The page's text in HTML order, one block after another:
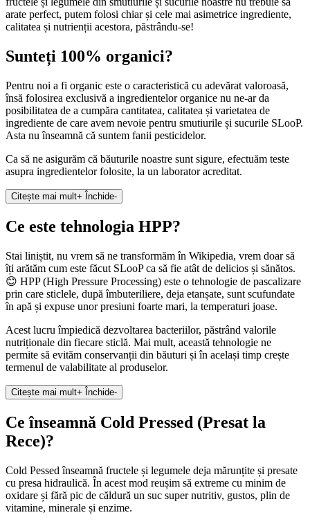
arate perfect, putem folosi chiar și cele mai asimetrice ingrediente,
calitatea și nutrienții acestora, păstrându-se!
Sunteți 100% organici?
Pentru noi a fi organic este o caracteristică cu adevărat valoroasă,
însă folosirea exclusivă a ingredientelor organice nu ne-ar da
posibilitatea de a cumpăra cantitatea, calitatea și varietatea de
ingrediente de care avem nevoie pentru smutiurile și sucurile SLooP.
Asta nu înseamnă că suntem fanii pesticidelor.
Ca să ne asigurăm că băuturile noastre sunt sigure, efectuăm teste
asupra ingredientelor folosite, la un laborator acreditat.
Citește mai mult+ Închide-
Ce este tehnologia HPP?
Stai liniștit, nu vrem să ne transformăm în Wikipedia, vrem doar să
îți arătăm cum este făcut SLooP ca să fie atât de delicios și sănătos.
😊 HPP (High Pressure Processing) este o tehnologie de pascalizare
prin care sticlele, după îmbuteriliere, deja etanșate, sunt scufundate
în apă și expuse unor presiuni foarte mari, la temperaturi joase.
Acest lucru împiedică dezvoltarea bacteriilor, păstrând valorile
nutriționale din fiecare sticlă. Mai mult, această tehnologie ne
permite să evităm conservanții din băuturi și în același timp crește
termenul de valabilitate al produselor.
Citește mai mult+ Închide-
Ce înseamnă Cold Pressed (Presat la
Rece)?
Cold Pessed înseamnă fructele și legumele deja mărunțite și presate
cu presa hidraulică. În acest mod reușim să extreme cu minim de
oxidare și fără pic de căldură un suc super nutritiv, gustos, plin de
vitamine, minerale și enzime.